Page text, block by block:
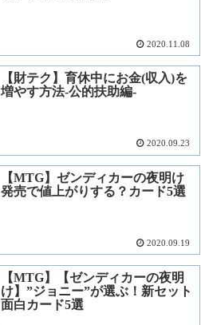
2020.11.08
【財テク】育休中にお金(収入)を
増やす方法-公的扶助編-
2020.09.23
【MTG】ゼンディカーの夜明け
発売で値上がりする？カード5選
2020.09.19
【MTG】【ゼンディカーの夜明
け】”ジョニー”が選ぶ！新セット
面白カード5選